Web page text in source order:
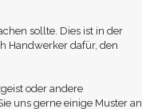
sollte. Dies ist in der
Handwerker dafür, den
oder andere
uns gerne einige Muster an